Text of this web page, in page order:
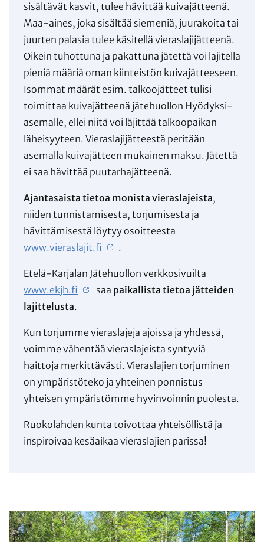
sisältävät kasvit, tulee hävittää kuivajätteenä.
Maa-aines, joka sisältää siemeniä, juurakoita tai
juurten palasia tulee käsitellä vieraslajijätteenä.
Oikein tuhottuna ja pakattuna jätettä voi lajitella
pieniä määriä oman kiinteistön kuivajätteeseen.
Isommat määrät esim. talkoojätteet tulisi
toimittaa kuivajätteenä jätehuollon Hyödyksi-
asemalle, ellei niitä voi läjittää talkoopaikan
läheisyyteen. Vieraslajijätteestä peritään
asemalla kuivajätteen mukainen maksu. Jätettä
ei saa hävittää puutarhajätteenä.
Ajantasaista tietoa monista vieraslajeista,
niiden tunnistamisesta, torjumisesta ja
hävittämisestä löytyy osoitteesta
www.vieraslajit.fi
.
Etelä-Karjalan Jätehuollon verkkosivuilta
www.ekjh.fi
saa paikallista tietoa jätteiden
lajittelusta.
Kun torjumme vieraslajeja ajoissa ja yhdessä,
voimme vähentää vieraslajeista syntyviä
haittoja merkittävästi. Vieraslajien torjuminen
on ympäristöteko ja yhteinen ponnistus
yhteisen ympäristömme hyvinvoinnin puolesta.
Ruokolahden kunta toivottaa yhteisöllistä ja
inspiroivaa kesäaikaa vieraslajien parissa!